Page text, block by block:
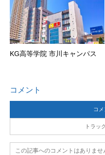
KG高等学院 市川キャンパス
コメント
コ
トラッ
この記事へのコメントはありませ